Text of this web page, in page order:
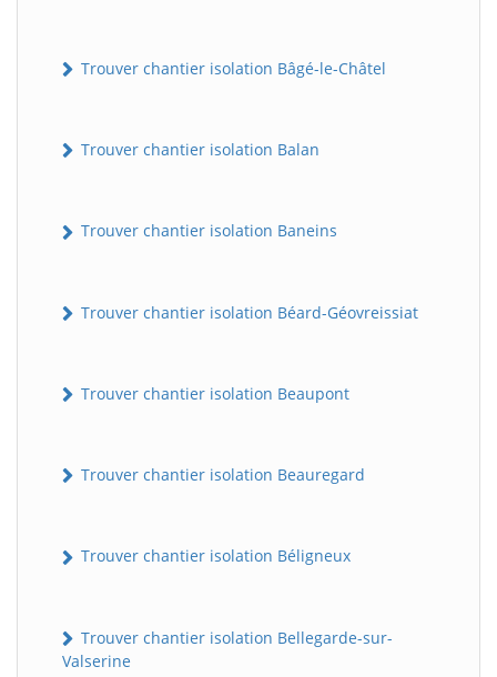
Trouver chantier isolation Bâgé-le-Châtel
Trouver chantier isolation Balan
Trouver chantier isolation Baneins
Trouver chantier isolation Béard-Géovreissiat
Trouver chantier isolation Beaupont
Trouver chantier isolation Beauregard
Trouver chantier isolation Béligneux
Trouver chantier isolation Bellegarde-sur-
Valserine